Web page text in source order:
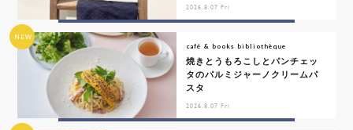
2026.8.07 Fri
NEW
café & books bibliothèque
焼きとうもろこしとパンチェッ
タのパルミジャーノクリームパ
スタ
2026.8.07 Fri